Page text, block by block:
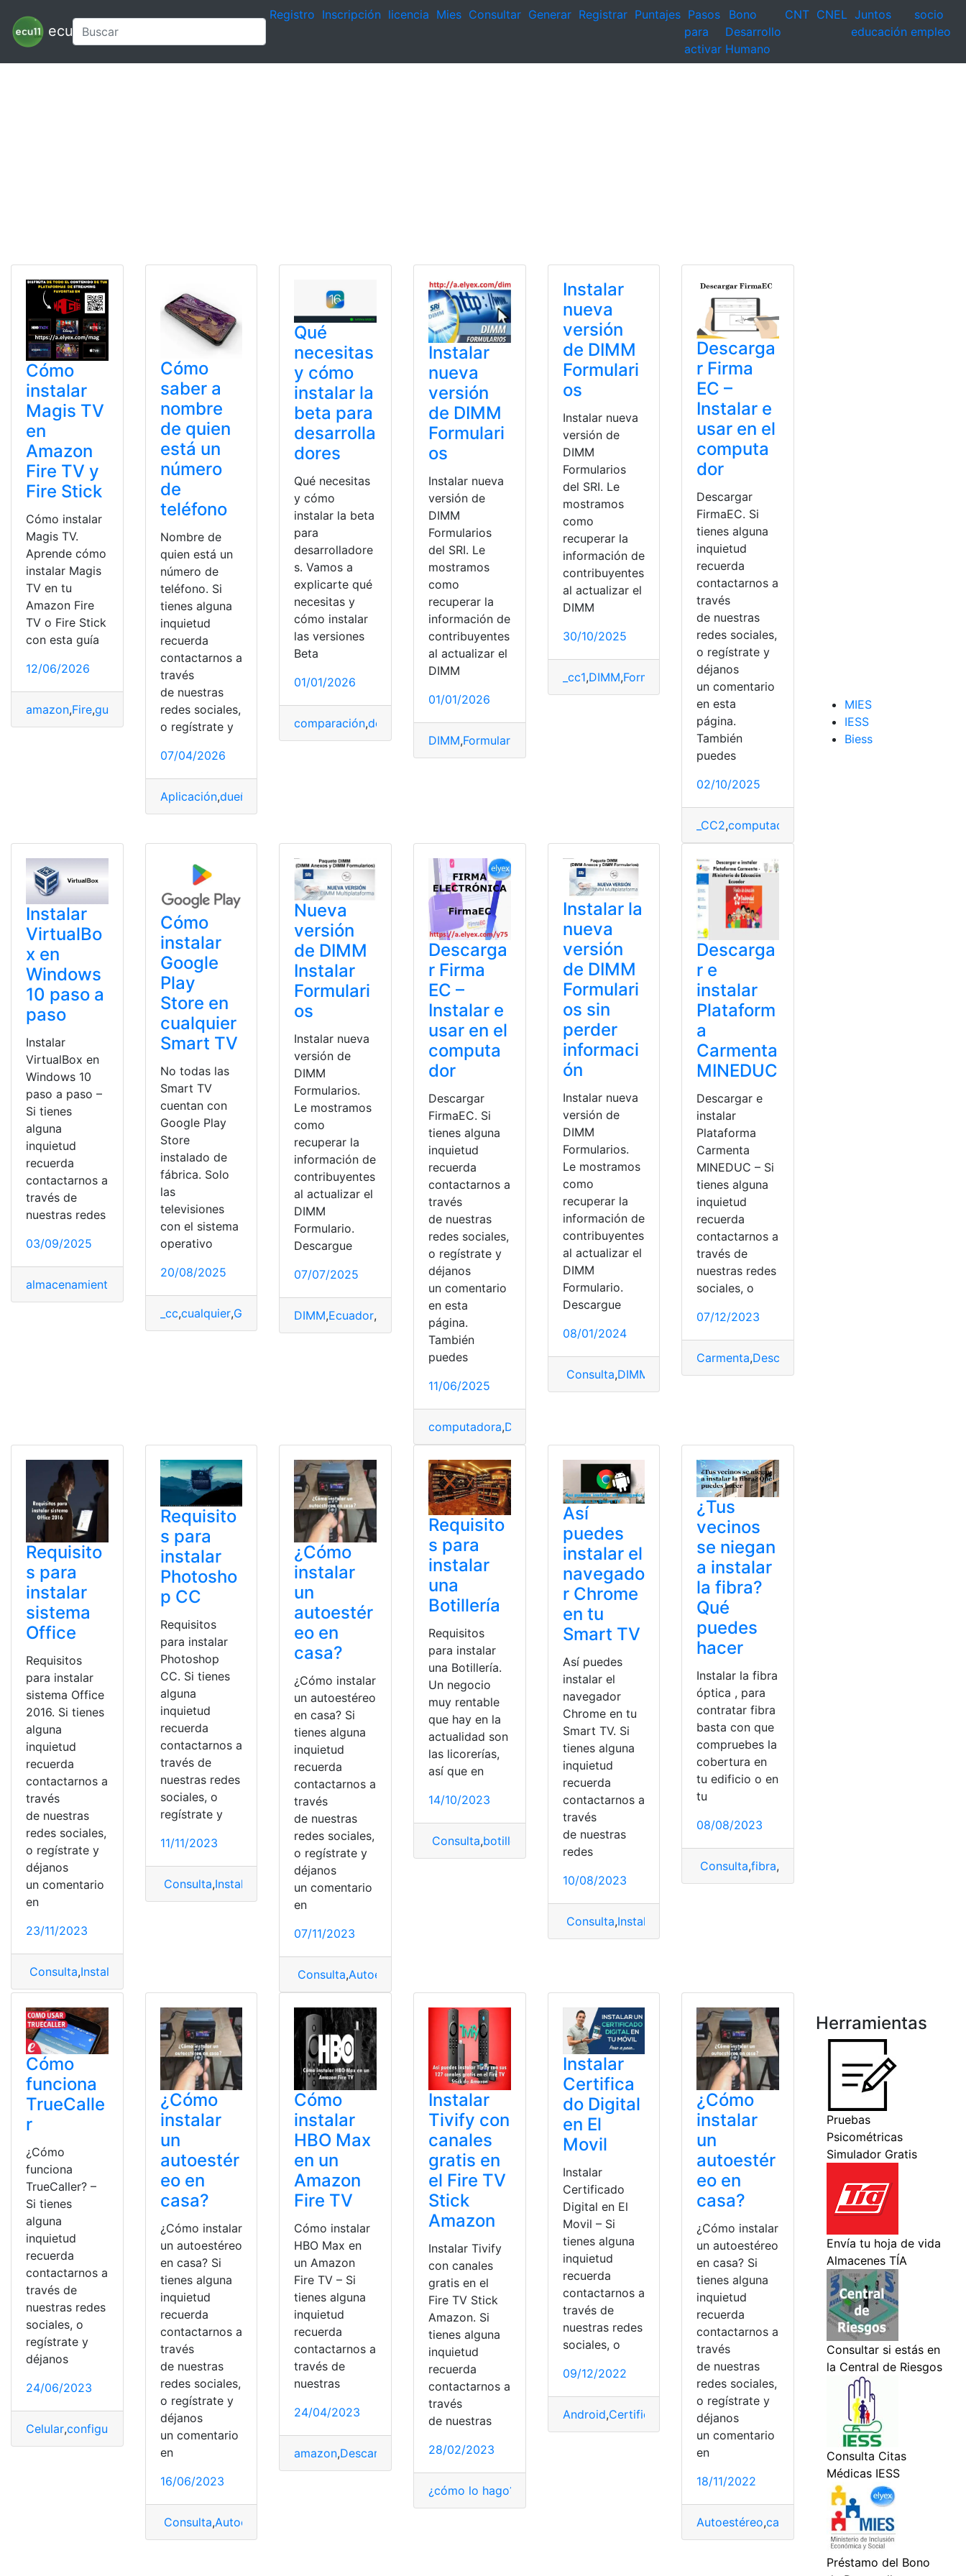
ecu11
Registro Inscripción licencia Mies Consultar Generar Registrar Puntajes Pasos
para
activar
Bono
Desarrollo
Humano
CNT CNEL Juntos
educación
socio
empleo
Cómo
instalar
Magis TV
en
Amazon
Fire TV y
Fire Stick
Cómo instalar
Magis TV.
Aprende cómo
instalar Magis
TV en tu
Amazon Fire
TV o Fire Stick
con esta guía
12/06/2026
amazon,Fire,guía ,Magis,Paso,Stick
Cómo
saber a
nombre
de quien
está un
número
de
teléfono
Nombre de
quien está un
número de
teléfono. Si
tienes alguna
inquietud
recuerda
contactarnos a
través
de nuestras
redes sociales,
o regístrate y
07/04/2026
Aplicación,dueño
Qué
necesitas
y cómo
instalar la
beta para
desarrolla
dores
Qué necesitas
y cómo
instalar la beta
para
desarrolladore
s. Vamos a
explicarte qué
necesitas y
cómo instalar
las versiones
Beta
01/01/2026
comparación,desarrolladores,Descargado,Instalar
Instalar
nueva
versión
de DIMM
Formulari
os
Instalar nueva
versión de
DIMM
Formularios
del SRI. Le
mostramos
como
recuperar la
información de
contribuyentes
al actualizar el
DIMM
01/01/2026
DIMM,Formulario
Instalar
nueva
versión
de DIMM
Formulari
os
Instalar nueva
versión de
DIMM
Formularios
del SRI. Le
mostramos
como
recuperar la
información de
contribuyentes
al actualizar el
DIMM
30/10/2025
_cc1,DIMM,Formulario Información
Descarga
r Firma
EC –
Instalar e
usar en el
computa
dor
Descargar
FirmaEC. Si
tienes alguna
inquietud
recuerda
contactarnos a
través
de nuestras
redes sociales,
o regístrate y
déjanos
un comentario
en esta
página.
También
puedes
02/10/2025
_CC2,computadora
Instalar
VirtualBo
x en
Windows
10 paso a
paso
Instalar
VirtualBox en
Windows 10
paso a paso –
Si tienes
alguna
inquietud
recuerda
contactarnos a
través de
nuestras redes
03/09/2025
almacenamiento Instalar tecnologia windows,Windows 10
Cómo
instalar
Google
Play
Store en
cualquier
Smart TV
No todas las
Smart TV
cuentan con
Google Play
Store
instalado de
fábrica. Solo
las
televisiones
con el sistema
operativo
20/08/2025
_cc,cualquier,Google Instalar,Play,Smart
Nueva
versión
de DIMM
Instalar
Formulari
os
Instalar nueva
versión de
DIMM
Formularios.
Le mostramos
como
recuperar la
información de
contribuyentes
al actualizar el
DIMM
Formulario.
Descargue
07/07/2025
DIMM,Ecuador, Formulario Instalar
Descarga
r Firma
EC –
Instalar e
usar en el
computa
dor
Descargar
FirmaEC. Si
tienes alguna
inquietud
recuerda
contactarnos a
través
de nuestras
redes sociales,
o regístrate y
déjanos
un comentario
en esta
página.
También
puedes
11/06/2025
computadora,Descargar
Instalar la
nueva
versión
de DIMM
Formulari
os sin
perder
informaci
ón
Instalar nueva
versión de
DIMM
Formularios.
Le mostramos
como
recuperar la
información de
contribuyentes
al actualizar el
DIMM
Formulario.
Descargue
08/01/2024
Consulta,DIMM Instalar,versión
Descarga
r e
instalar
Plataform
a
Carmenta
MINEDUC
Descargar e
instalar
Plataforma
Carmenta
MINEDUC – Si
tienes alguna
inquietud
recuerda
contactarnos a
través de
nuestras redes
sociales, o
07/12/2023
Carmenta,Descargar
Requisito
s para
instalar
sistema
Office
Requisitos
para instalar
sistema Office
2016. Si tienes
alguna
inquietud
recuerda
contactarnos a
través
de nuestras
redes sociales,
o regístrate y
déjanos
un comentario
en
23/11/2023
Consulta,Instalar
Requisito
s para
instalar
Photosho
p CC
Requisitos
para instalar
Photoshop
CC. Si tienes
alguna
inquietud
recuerda
contactarnos a
través de
nuestras redes
sociales, o
regístrate y
11/11/2023
Consulta,Instalar photoshop,Requisitos
¿Cómo
instalar
un
autoestér
eo en
casa?
¿Cómo instalar
un autoestéreo
en casa? Si
tienes alguna
inquietud
recuerda
contactarnos a
través
de nuestras
redes sociales,
o regístrate y
déjanos
un comentario
en
07/11/2023
Consulta,Autoestéreo
Requisito
s para
instalar
una
Botillería
Requisitos
para instalar
una Botillería.
Un negocio
muy rentable
que hay en la
actualidad son
las licorerías,
así que en
14/10/2023
Consulta,botillería Instalar,Requisitos
Así
puedes
instalar el
navegado
r Chrome
en tu
Smart TV
Así puedes
instalar el
navegador
Chrome en tu
Smart TV. Si
tienes alguna
inquietud
recuerda
contactarnos a
través
de nuestras
redes
10/08/2023
Consulta,Instalar
¿Tus
vecinos
se niegan
a instalar
la fibra?
Qué
puedes
hacer
Instalar la fibra
óptica , para
contratar fibra
basta con que
compruebes la
cobertura en
tu edificio o en
tu
08/08/2023
Consulta,fibra,
Cómo
funciona
TrueCalle
r
¿Cómo
funciona
TrueCaller? –
Si tienes
alguna
inquietud
recuerda
contactarnos a
través de
nuestras redes
sociales, o
regístrate y
déjanos
24/06/2023
Celular,configuración Instalar números
¿Cómo
instalar
un
autoestér
eo en
casa?
¿Cómo instalar
un autoestéreo
en casa? Si
tienes alguna
inquietud
recuerda
contactarnos a
través
de nuestras
redes sociales,
o regístrate y
déjanos
un comentario
en
16/06/2023
Consulta,Autoestéreo
Cómo
instalar
HBO Max
en un
Amazon
Fire TV
Cómo instalar
HBO Max en
un Amazon
Fire TV – Si
tienes alguna
inquietud
recuerda
contactarnos a
través de
nuestras
24/04/2023
amazon,Descargar HBO Max,Instalar
Instalar
Tivify con
canales
gratis en
el Fire TV
Stick
Amazon
Instalar Tivify
con canales
gratis en el
Fire TV Stick
Amazon. Si
tienes alguna
inquietud
recuerda
contactarnos a
través
de nuestras
28/02/2023
¿cómo lo hago?
Instalar
Certifica
do Digital
en El
Movil
Instalar
Certificado
Digital en El
Movil – Si
tienes alguna
inquietud
recuerda
contactarnos a
través de
nuestras redes
sociales, o
09/12/2022
Android,Certificado digital,Instalar
¿Cómo
instalar
un
autoestér
eo en
casa?
¿Cómo instalar
un autoestéreo
en casa? Si
tienes alguna
inquietud
recuerda
contactarnos a
través
de nuestras
redes sociales,
o regístrate y
déjanos
un comentario
en
18/11/2022
Autoestéreo,casa encender,Instalar,Pasos
MIES
IESS
Biess
Herramientas